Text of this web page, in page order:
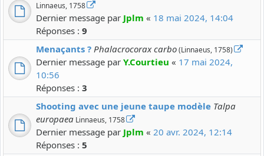
Linnaeus, 1758
Dernier message par Jplm « 18 mai 2024, 14:04
Réponses : 9
Menaçants ? Phalacrocorax carbo(Linnaeus, 1758)
Dernier message par Y.Courtieu « 17 mai 2024,
10:56
Réponses : 3
Shooting avec une jeune taupe modèle Talpa
europaea Linnaeus, 1758
Dernier message par Jplm « 20 avr. 2024, 12:14
Réponses : 5